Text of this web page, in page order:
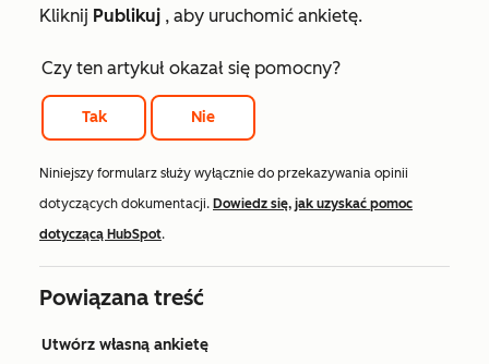
Kliknij Publikuj , aby uruchomić ankietę.
Czy ten artykuł okazał się pomocny?
Tak Nie
Niniejszy formularz służy wyłącznie do przekazywania opinii
dotyczących dokumentacji. Dowiedz się, jak uzyskać pomoc
dotyczącą HubSpot.
Powiązana treść
Utwórz własną ankietę